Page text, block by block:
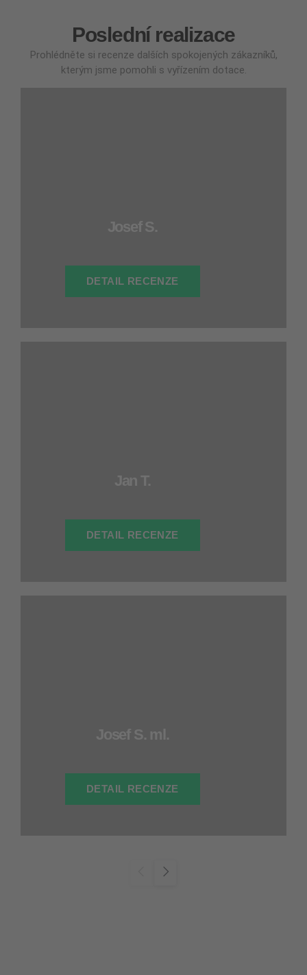
Poslední realizace
Prohlédněte si recenze dalších spokojených zákazníků,
kterým jsme pomohli s vyřízením dotace.
Josef S.
DETAIL RECENZE
Jan T.
DETAIL RECENZE
Josef S. ml.
DETAIL RECENZE